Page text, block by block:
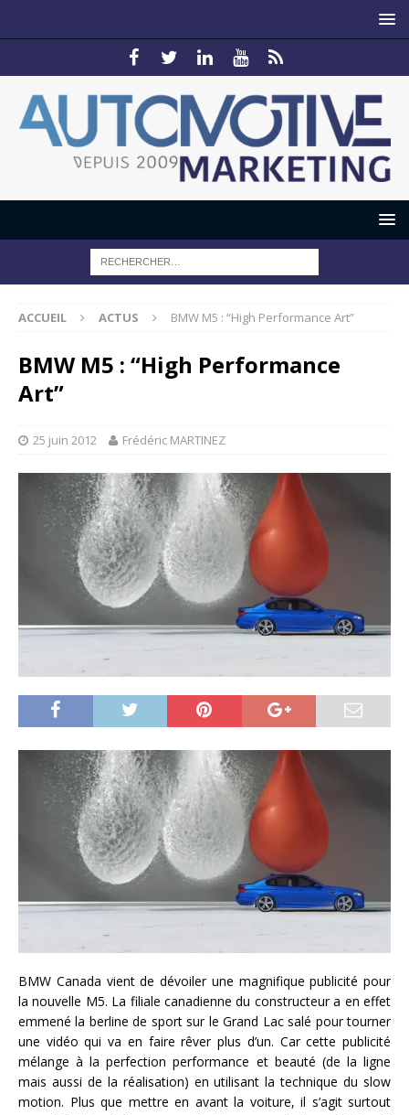
ACCUEIL ACTUS BMW M5 : “High Performance Art”
BMW M5 : “High Performance
Art”
25 juin 2012 Frédéric MARTINEZ
BMW Canada vient de dévoiler une magnifique publicité pour
la nouvelle M5. La filiale canadienne du constructeur a en effet
emmené la berline de sport sur le Grand Lac salé pour tourner
une vidéo qui va en faire rêver plus d’un. Car cette publicité
mélange à la perfection performance et beauté (de la ligne
mais aussi de la réalisation) en utilisant la technique du slow
motion. Plus que mettre en avant la voiture, il s’agit surtout